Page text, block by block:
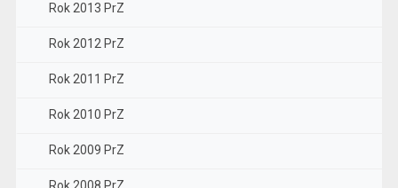
Rok 2013 PrZ
Rok 2012 PrZ
Rok 2011 PrZ
Rok 2010 PrZ
Rok 2009 PrZ